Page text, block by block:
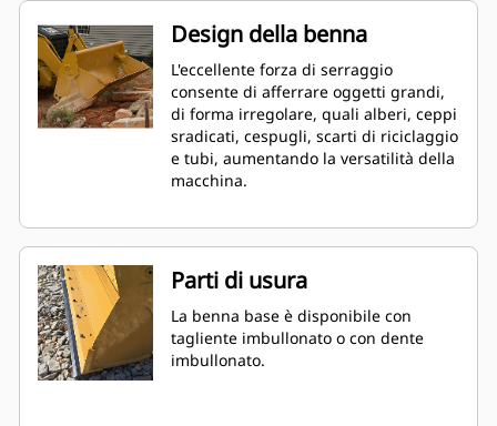
Design della benna
L'eccellente forza di serraggio
consente di afferrare oggetti grandi,
di forma irregolare, quali alberi, ceppi
sradicati, cespugli, scarti di riciclaggio
e tubi, aumentando la versatilità della
macchina.
Parti di usura
La benna base è disponibile con
tagliente imbullonato o con dente
imbullonato.